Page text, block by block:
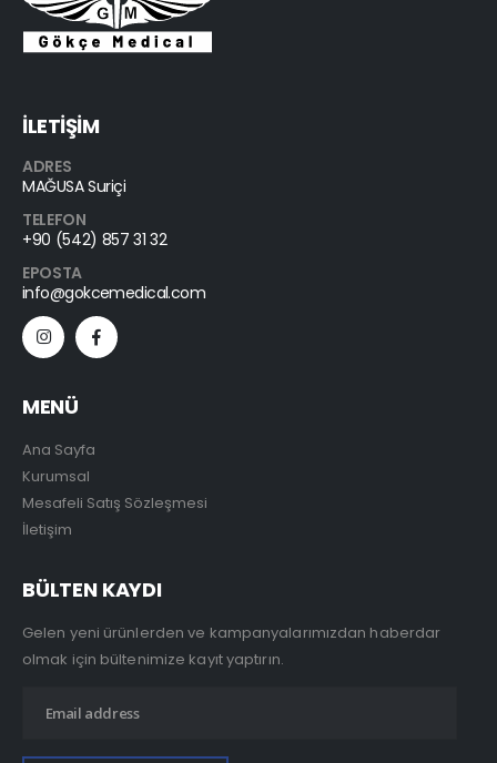
İLETİŞİM
ADRES
MAĞUSA Suriçi
TELEFON
+90 (542) 857 31 32
EPOSTA
info@gokcemedical.com
MENÜ
Ana Sayfa
Kurumsal
Mesafeli Satış Sözleşmesi
İletişim
BÜLTEN KAYDI
Gelen yeni ürünlerden ve kampanyalarımızdan haberdar
olmak için bültenimize kayıt yaptırın.